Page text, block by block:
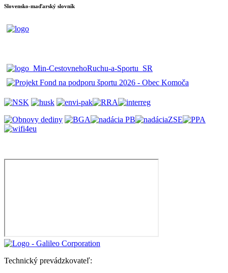
Slovensko-maďarský slovník
Technický prevádzkovateľ: